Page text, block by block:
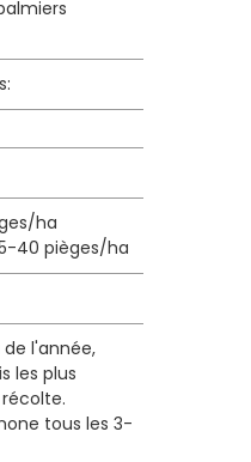
ha
40 pièges/ha
l'année,
les plus
tous les 3-